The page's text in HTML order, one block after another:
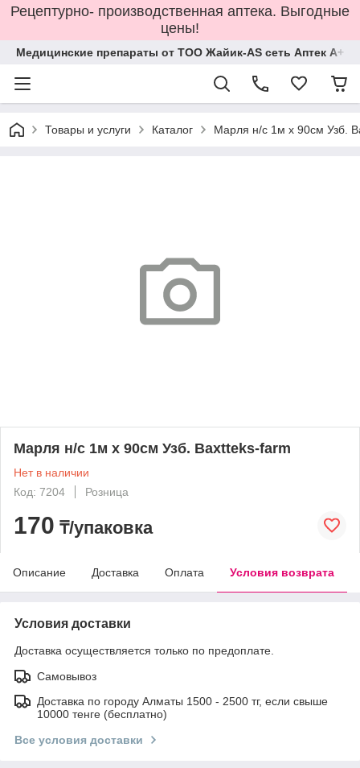
Рецептурно- производственная аптека. Выгодные
цены!
Медицинские препараты от ТОО Жайик-AS сеть Аптек А+
Товары и услуги Каталог Марля н/с 1м х 90см Узб.
Марля н/с 1м х 90см Узб. Baxtteks-farm
Нет в наличии
Код: 7204
Розница
170 ₸/упаковка
Описание Доставка Оплата Условия возврата
Условия доставки
Доставка осуществляется только по предоплате.
Самовывоз
Доставка по городу Алматы 1500 - 2500 тг, если свыше
10000 тенге (бесплатно)
Все условия доставки